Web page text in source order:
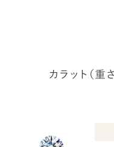
カラット（重